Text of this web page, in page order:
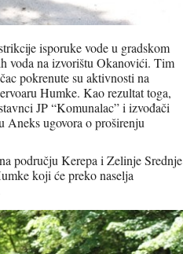
isporuke vode u gradskom
voda na izvorištu Okanovići. Tim
pokrenute su aktivnosti na
Humke. Kao rezultat toga,
JP “Komunalac” i izvođači
Aneks ugovora o proširenju
području Kerepa i Zelinje Srednje
koji će preko naselja